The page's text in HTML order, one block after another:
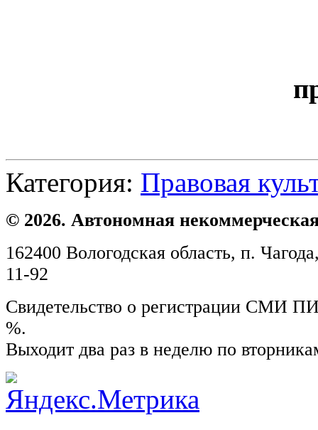
Категория: Правовая
© 2026. Автономная
162400 Вологодская область, п.
11-92
Свидетельство о регистрации СМИ
%.
Выходит два раз в неделю по